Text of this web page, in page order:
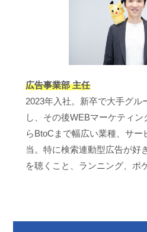
広告事業部 主任
2023年入社。新卒で大手グル
し、その後WEBマーケティ
らBtoCまで幅広い業種、サー
当。特に検索連動型広告が好
を聴くこと、ランニング、ポ